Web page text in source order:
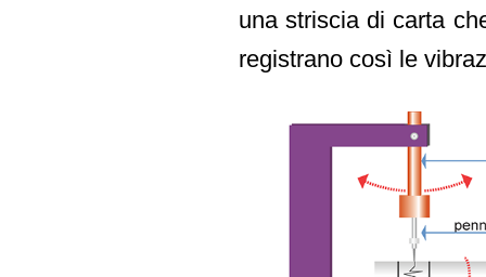
una striscia di carta
registrano così le